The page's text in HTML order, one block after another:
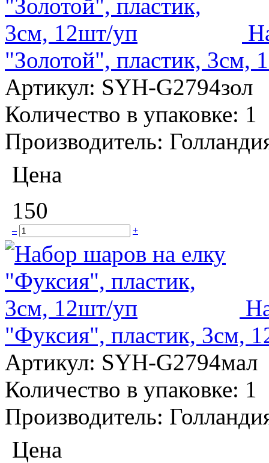
"Золотой", пластик, 3см,
Артикул: SYH-G2794зол
Количество в упаковке: 1
Производитель:
Цена
150
– +
"Фуксия", пластик, 3см,
Артикул: SYH-G2794мал
Количество в упаковке: 1
Производитель:
Цена